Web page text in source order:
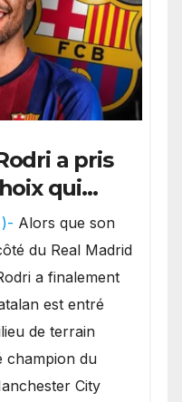
a pris
qui
bruit
Alors que son
du Real Madrid
a finalement
est entré
de terrain
champion du
City